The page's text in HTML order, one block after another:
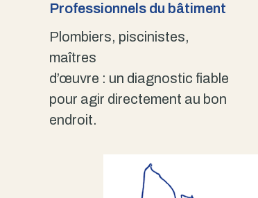
Professionnels du bâtiment
Plombiers, piscinistes,
maîtres
d’œuvre : un diagnostic fiable
pour agir directement au bon
endroit.